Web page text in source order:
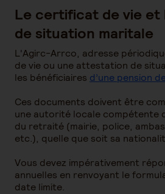
Le certificat de vie
de situation maritale
L'Agirc-Arrco, adresse
de vie ou une attestation de
les bénéficiaires d’une pension
Ces documents doivent être
une autorité locale compétente
du retraité (mairie, police,
etc.), quelle que soit sa
Vous devez impérativement
annuelles en renvoyant le
date limite.